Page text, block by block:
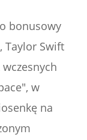
bonusowy
Taylor Swift
w
na